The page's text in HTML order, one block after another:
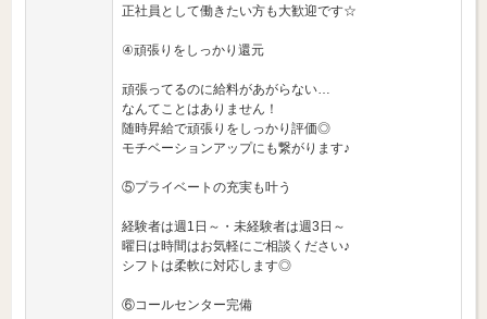
正社員として働きたい方も大歓迎です☆
④頑張りをしっかり還元
頑張ってるのに給料があがらない…
なんてことはありません！
随時昇給で頑張りをしっかり評価◎
モチベーションアップにも繋がります♪
⑤プライベートの充実も叶う
経験者は週1日～・未経験者は週3日～
曜日は時間はお気軽にご相談ください♪
シフトは柔軟に対応します◎
⑥コールセンター完備